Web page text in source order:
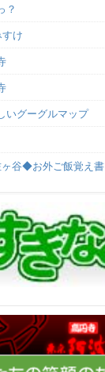
？
け
いグーグルマップ
谷◆お外ご飯覚え書